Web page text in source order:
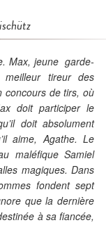
Max, jeune garde-
tireur des
concours de tirs, où
doit participer le
doit absolument
aime, Agathe. Le
maléfique Samiel
magiques. Dans
fondent sept
que la dernière
à sa fiancée,